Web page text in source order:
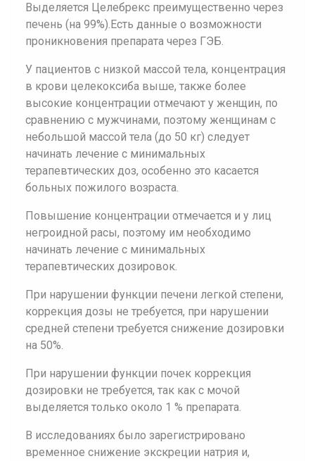
Выделяется Целебрекс преимущественно через
печень (на 99%).Есть данные о возможности
проникновения препарата через ГЭБ.
У пациентов с низкой массой тела, концентрация
в крови целекоксиба выше, также более
высокие концентрации отмечают у женщин, по
сравнению с мужчинами, поэтому женщинам с
небольшой массой тела (до 50 кг) следует
начинать лечение с минимальных
терапевтических доз, особенно это касается
больных пожилого возраста.
Повышение концентрации отмечается и у лиц
негроидной расы, поэтому им необходимо
начинать лечение с минимальных
терапевтических дозировок.
При нарушении функции печени легкой степени,
коррекция дозы не требуется, при нарушении
средней степени требуется снижение дозировки
на 50%.
При нарушении функции почек коррекция
дозировки не требуется, так как с мочой
выделяется только около 1 % препарата.
В исследованиях было зарегистрировано
временное снижение экскреции натрия и,